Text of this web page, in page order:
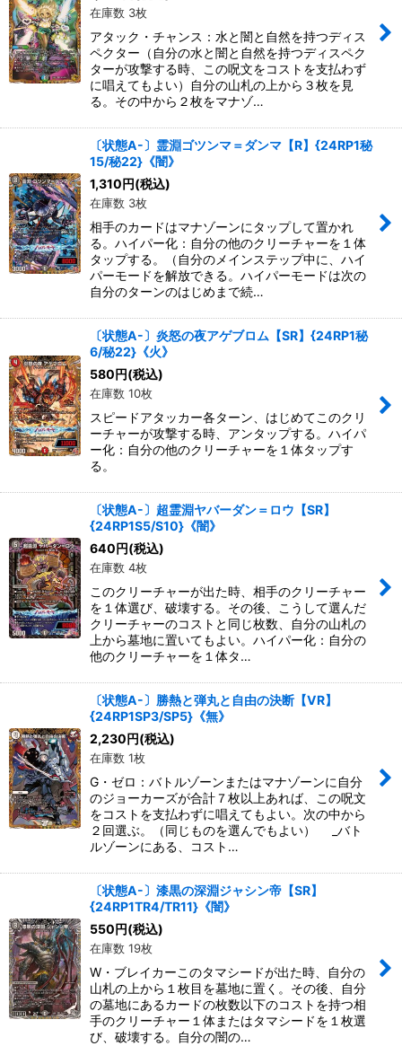
在庫数 3枚
アタック・チャンス：水と闇と自然を持つディス
ペクター（自分の水と闇と自然を持つディスペク
ターが攻撃する時、この呪文をコストを支払わず
に唱えてもよい）自分の山札の上から３枚を見
る。その中から２枚をマナゾ…
〔状態A-〕霊淵ゴツンマ＝ダンマ【R】{24RP1秘
15/秘22}《闇》
1,310 円(税込)
在庫数 3枚
相手のカードはマナゾーンにタップして置かれ
る。ハイパー化：自分の他のクリーチャーを１体
タップする。（自分のメインステップ中に、ハイ
パーモードを解放できる。ハイパーモードは次の
自分のターンのはじめまで続…
〔状態A-〕炎怒の夜アゲブロム【SR】{24RP1秘
6/秘22}《火》
580 円(税込)
在庫数 10枚
スピードアタッカー各ターン、はじめてこのクリ
ーチャーが攻撃する時、アンタップする。ハイパ
ー化：自分の他のクリーチャーを１体タップす
る。
〔状態A-〕超霊淵ヤバーダン＝ロウ【SR】
{24RP1S5/S10}《闇》
640 円(税込)
在庫数 4枚
このクリーチャーが出た時、相手のクリーチャー
を１体選び、破壊する。その後、こうして選んだ
クリーチャーのコストと同じ枚数、自分の山札の
上から墓地に置いてもよい。ハイパー化：自分の
他のクリーチャーを１体タ…
〔状態A-〕勝熱と弾丸と自由の決断【VR】
{24RP1SP3/SP5}《無》
2,230 円(税込)
在庫数 1枚
G・ゼロ：バトルゾーンまたはマナゾーンに自分
のジョーカーズが合計７枚以上あれば、この呪文
をコストを支払わずに唱えてもよい。次の中から
２回選ぶ。（同じものを選んでもよい） _バト
ルゾーンにある、コスト…
〔状態A-〕漆黒の深淵ジャシン帝【SR】
{24RP1TR4/TR11}《闇》
550 円(税込)
在庫数 19枚
W・ブレイカーこのタマシードが出た時、自分の
山札の上から１枚目を墓地に置く。その後、自分
の墓地にあるカードの枚数以下のコストを持つ相
手のクリーチャー１体またはタマシードを１枚選
び、破壊する。自分の闇の…